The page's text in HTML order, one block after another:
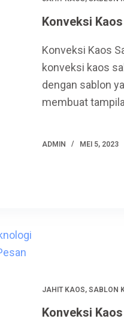
Konveksi
Konveksi Kaos
konveksi kaos
dengan sablon
membuat
ADMIN MEI 5, 2023
JAHIT KAOS, SABLON
Konveksi